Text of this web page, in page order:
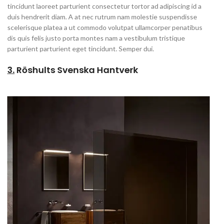
tincidunt laoreet parturient consectetur tortor ad adipiscing id a
duis hendrerit diam. A at nec rutrum nam molestie suspendisse
scelerisque platea a ut commodo volutpat ullamcorper penatibus
dis quis felis justo porta montes nam a vestibulum tristique
parturient parturient eget tincidunt. Semper dui.
3. Röshults Svenska Hantverk